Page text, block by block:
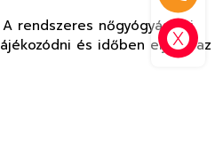
rendszeres nőgyógyászati
és időben eljárni az